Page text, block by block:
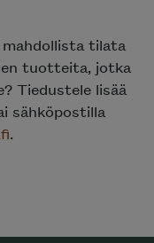
tilata
tuotteita, jotka
Tiedustele lisää
sähköpostilla
.